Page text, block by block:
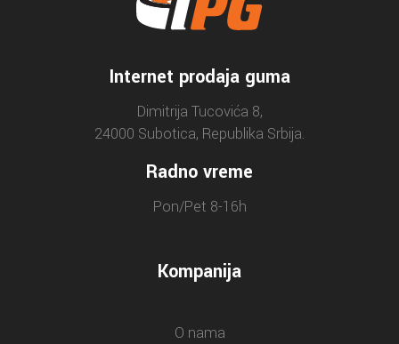
Internet prodaja guma
Dimitrija Tucovića 8,
24000 Subotica, Republika Srbija.
Radno vreme
Pon/Pet 8-16h
Kompanija
O nama